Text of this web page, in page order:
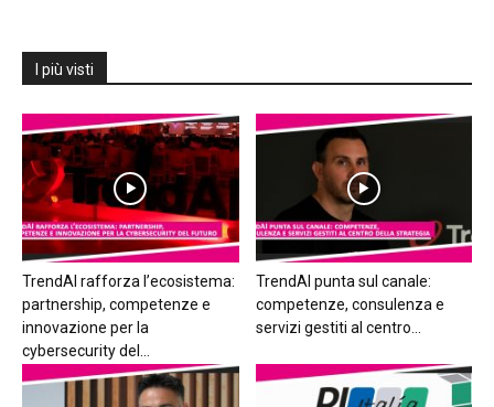
I più visti
TrendAI rafforza l’ecosistema:
partnership, competenze e
innovazione per la
cybersecurity del...
TrendAI punta sul canale:
competenze, consulenza e
servizi gestiti al centro...